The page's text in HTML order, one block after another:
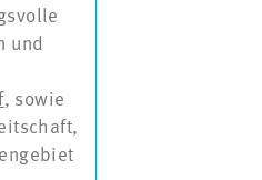
und
, sowie